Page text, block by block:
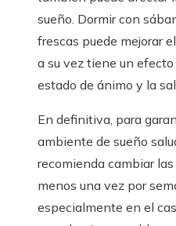
sueño. Dormir con
frescas puede mejorar
a su vez tiene un
estado de ánimo y la
En definitiva, para
ambiente de sueño
recomienda cambiar
menos una vez por
especialmente en el